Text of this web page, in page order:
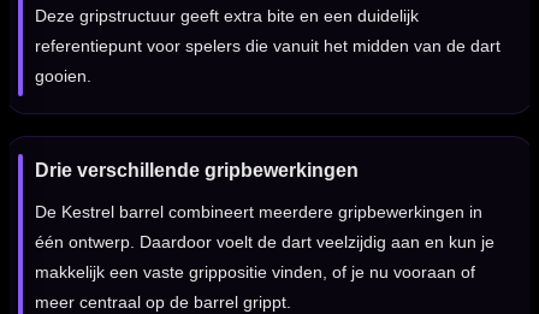
Deze gripstructuur geeft extra bite en een duidelijk
referentiepunt voor spelers die vanuit het midden van de dart
gooien.
Drie verschillende gripbewerkingen
De Kestrel barrel combineert meerdere gripbewerkingen in
één ontwerp. Daardoor voelt de dart veelzijdig aan en kun je
makkelijk een vaste grippositie vinden, of je nu vooraan of
meer centraal op de barrel grippt.